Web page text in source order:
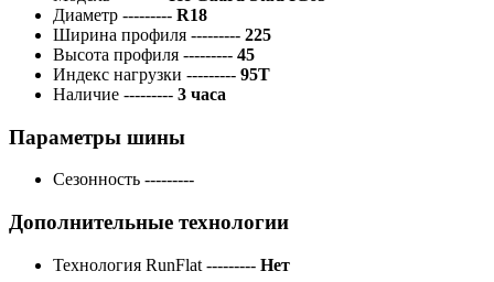
Диаметр --------- R18
Ширина профиля --------- 225
Высота профиля --------- 45
Индекс нагрузки --------- 95T
Наличие --------- 3 часа
Параметры шины
Сезонность ---------
Дополнительные технологии
Технология RunFlat --------- Нет